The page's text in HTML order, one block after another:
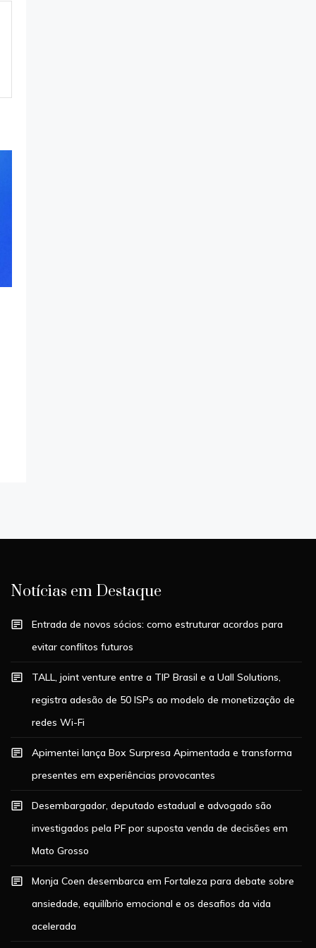
Notícias em Destaque
Entrada de novos sócios: como estruturar acordos para
evitar conflitos futuros
TALL, joint venture entre a TIP Brasil e a Uall Solutions,
registra adesão de 50 ISPs ao modelo de monetização de
redes Wi-Fi
Apimentei lança Box Surpresa Apimentada e transforma
presentes em experiências provocantes
Desembargador, deputado estadual e advogado são
investigados pela PF por suposta venda de decisões em
Mato Grosso
Monja Coen desembarca em Fortaleza para debate sobre
ansiedade, equilíbrio emocional e os desafios da vida
acelerada